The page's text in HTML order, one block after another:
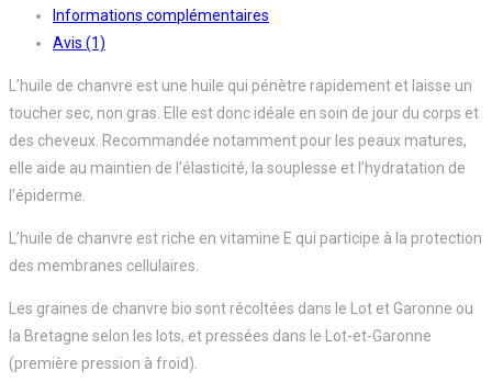
Informations complémentaires
Avis (1)
L’huile de chanvre est une huile qui pénètre rapidement et laisse un
toucher sec, non gras. Elle est donc idéale en soin de jour du corps et
des cheveux. Recommandée notamment pour les peaux matures,
elle aide au maintien de l’élasticité, la souplesse et l’hydratation de
l’épiderme.
L’huile de chanvre est riche en vitamine E qui participe à la protection
des membranes cellulaires.
Les graines de chanvre bio sont récoltées dans le Lot et Garonne ou
la Bretagne selon les lots, et pressées dans le Lot-et-Garonne
(première pression à froid).